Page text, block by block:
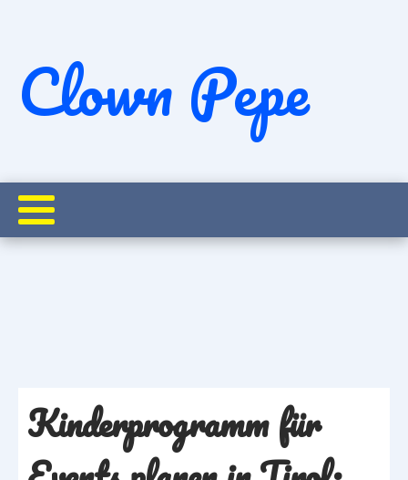
Clown Pepe
Kinderprogramm für